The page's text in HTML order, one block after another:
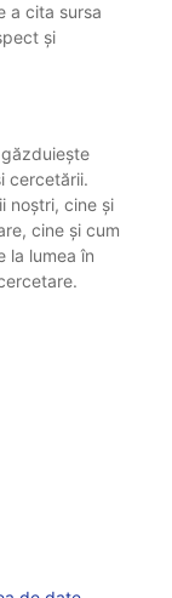
a cita sursa
și
cercetării.
noștri, cine și
cine și cum
la lumea în